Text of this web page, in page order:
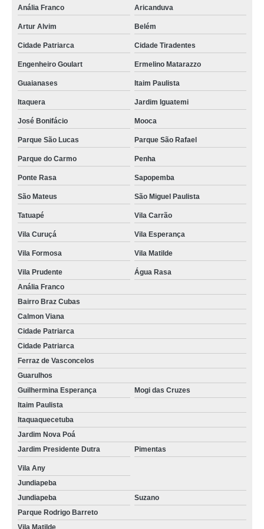
concretagem de piso valor Parque Peruche
onde encontro concretagem para lajes Brasilândia
concretagem de pilares preço Alto de Pinheiros
onde encontro concretagem de vigas Vila Endres
onde encontrar concretagem de laje Rio Pequeno
concretagem de pilares valor Parque Peruche
onde encontrar concretagem com grua Alto de Pinheiros
concretagem de laje José Bonifácio
concretagem para piso Vila Maria
concretagem contrapiso Vila Prudente
onde encontro concretagem de escada Praça da Arvore
concretagem de vigas preço Cidade Tiradentes
concretagem de vigas preço Jardim Iguatemi
concretagem de pilares valor Biritiba Mirim
onde encontrar concretagem contrapiso Aricanduva
concretagem de laje treliçada preço Alto Tiete
onde encontro concretagem de laje Cantareira
concretagem para lajes valor Cachoeirinha
concretagem para lajes valor Casa Verde
onde encontrar concretagem de sapatas Cantareira
concretagem para piso valor Salesópolis
concretagem para lajes Vila Curuçá
onde encontrar concretagem de piso São Domingos
Anália Franco Aricanduva
Artur Alvim Belém
Cidade Patriarca Cidade Tiradentes
Engenheiro Goulart Ermelino Matarazzo
Guaianases Itaim Paulista
Itaquera Jardim Iguatemi
José Bonifácio Mooca
Parque São Lucas Parque São Rafael
Parque do Carmo Penha
Ponte Rasa Sapopemba
São Mateus São Miguel Paulista
Tatuapé Vila Carrão
Vila Curuçá Vila Esperança
Vila Formosa Vila Matilde
Vila Prudente
Água Rasa
Anália Franco
Bairro Braz Cubas
Calmon Viana
Cidade Patriarca
Cidade Patriarca
Ferraz de Vasconcelos
Guarulhos
Guilhermina Esperança
Mogi das Cruzes
Itaim Paulista
Itaquaquecetuba
Jardim Nova Poá
Jardim Presidente Dutra
Pimentas
Vila Any
Jundiapeba
Jundiapeba
Suzano
Parque Rodrigo Barreto
Vila Matilde